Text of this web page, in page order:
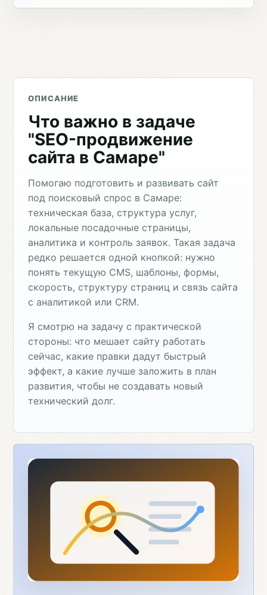
ОПИСАНИЕ
Что важно в задаче
"SEO-продвижение
сайта в Самаре"
Помогаю подготовить и развивать сайт
под поисковый спрос в Самаре:
техническая база, структура услуг,
локальные посадочные страницы,
аналитика и контроль заявок. Такая задача
редко решается одной кнопкой: нужно
понять текущую CMS, шаблоны, формы,
скорость, структуру страниц и связь сайта
с аналитикой или CRM.
Я смотрю на задачу с практической
стороны: что мешает сайту работать
сейчас, какие правки дадут быстрый
эффект, а какие лучше заложить в план
развития, чтобы не создавать новый
технический долг.